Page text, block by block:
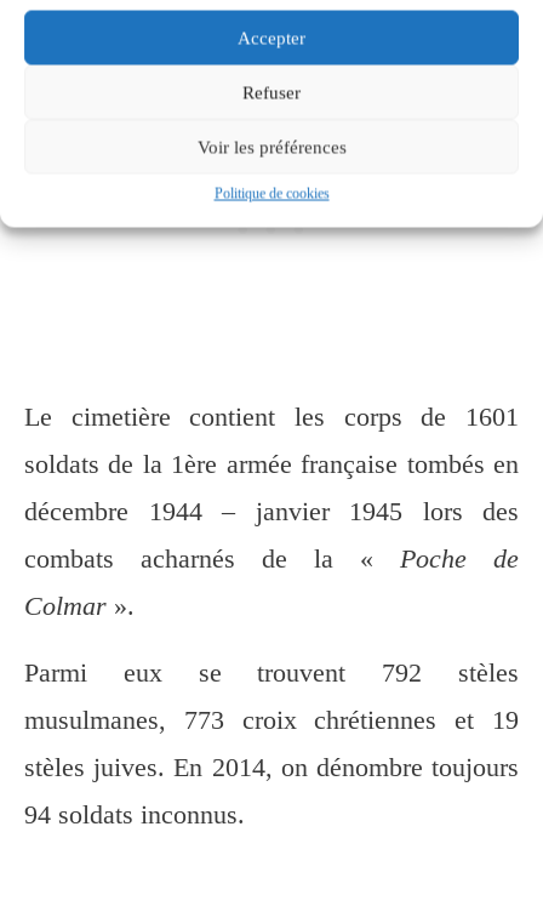
Accepter
Refuser
Voir les préférences
Politique de cookies
Tassigny.
Le cimetière contient les corps de 1601
soldats de la 1ère armée française tombés en
décembre 1944 – janvier 1945 lors des
combats acharnés de la « Poche de
Colmar ».
Parmi eux se trouvent 792 stèles
musulmanes, 773 croix chrétiennes et 19
stèles juives. En 2014, on dénombre toujours
94 soldats inconnus.